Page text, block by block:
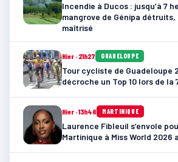
Incendie à Ducos : jusqu’à 7
mangrove de Génipa
maîtrisé
Hier · 21h27 GUADELOUPE
Tour cycliste de Guadeloupe
décroche un Top 10 lors de la
Hier · 13h48 MARTINIQUE
Laurence Fibleuil s’envole
Martinique à Miss World 2026